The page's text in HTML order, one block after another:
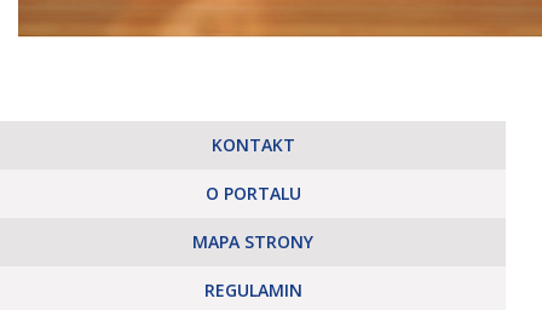
KONTAKT
O PORTALU
MAPA STRONY
REGULAMIN